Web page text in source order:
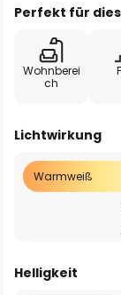
Perfekt für
Wohnberei
ch
Lichtwirkung
Warmweiß
Helligkeit